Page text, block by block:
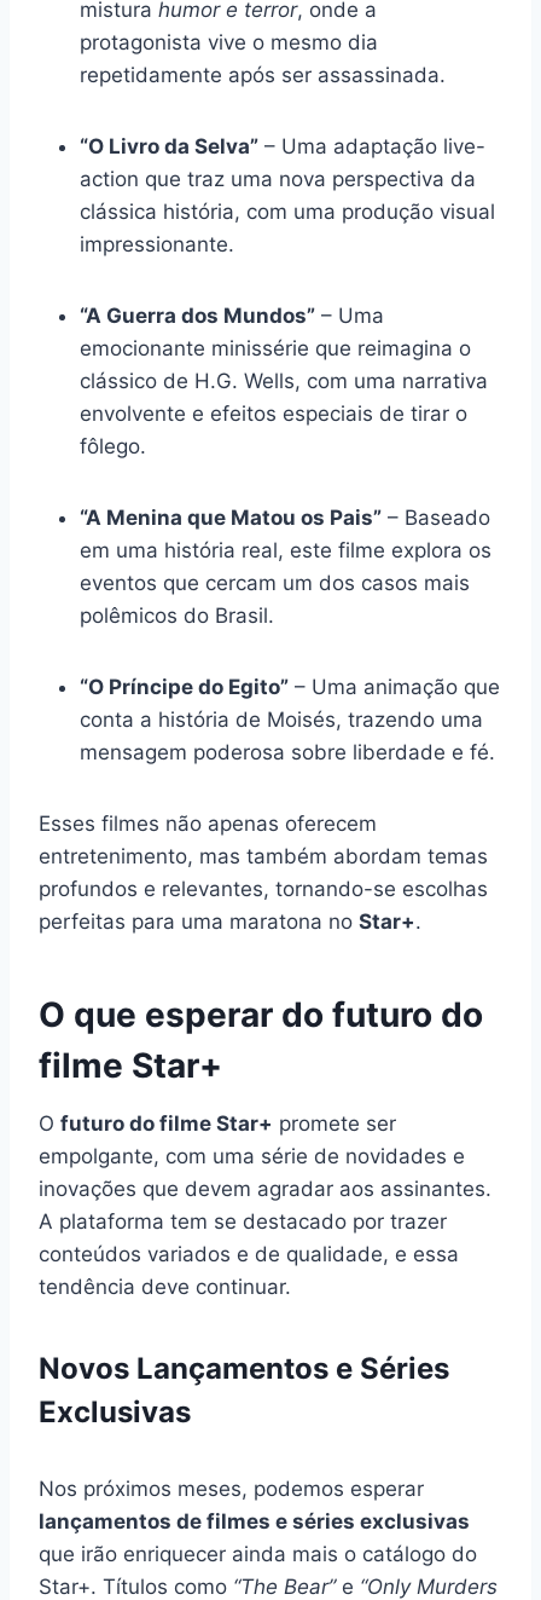
mistura humor e terror, onde a
protagonista vive o mesmo dia
repetidamente após ser assassinada.
“O Livro da Selva” – Uma adaptação live-
action que traz uma nova perspectiva da
clássica história, com uma produção visual
impressionante.
“A Guerra dos Mundos” – Uma
emocionante minissérie que reimagina o
clássico de H.G. Wells, com uma narrativa
envolvente e efeitos especiais de tirar o
fôlego.
“A Menina que Matou os Pais” – Baseado
em uma história real, este filme explora os
eventos que cercam um dos casos mais
polêmicos do Brasil.
“O Príncipe do Egito” – Uma animação que
conta a história de Moisés, trazendo uma
mensagem poderosa sobre liberdade e fé.
Esses filmes não apenas oferecem
entretenimento, mas também abordam temas
profundos e relevantes, tornando-se escolhas
perfeitas para uma maratona no Star+.
O que esperar do futuro do
filme Star+
O futuro do filme Star+ promete ser
empolgante, com uma série de novidades e
inovações que devem agradar aos assinantes.
A plataforma tem se destacado por trazer
conteúdos variados e de qualidade, e essa
tendência deve continuar.
Novos Lançamentos e Séries
Exclusivas
Nos próximos meses, podemos esperar
lançamentos de filmes e séries exclusivas
que irão enriquecer ainda mais o catálogo do
Star+. Títulos como “The Bear”e “Only Murders